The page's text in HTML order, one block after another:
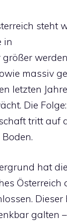
steht
in
größer
massiv
letzten
Die
tritt auf
hat
Österreich
galten